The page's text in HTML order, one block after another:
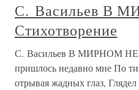
С. Васильев В
Стихотворение
С. Васильев В МИРНОМ
пришлось недавно мне По
отрывая жадных глаз,